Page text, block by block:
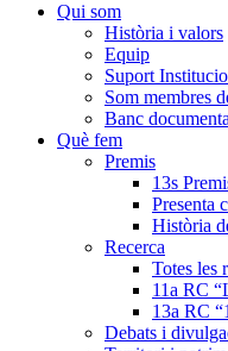
Qui som
Història i valors
Equip
Suport
Som membres
Banc
Què fem
Premis
13s
Presenta
Història
Recerca
Totes les
11a RC
13a RC
Debats i